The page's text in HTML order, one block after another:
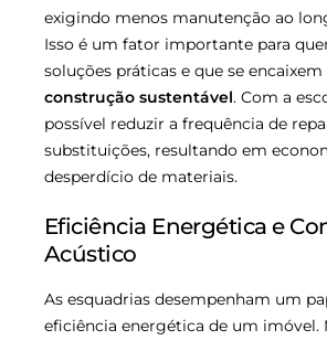
exigindo menos manutenção ao
Isso é um fator importante para
soluções práticas e que se
construção sustentável. Com a
possível reduzir a frequência de
substituições, resultando em
desperdício de materiais.
Eficiência Energética e
Acústico
As esquadrias desempenham um
eficiência energética de um imóvel.